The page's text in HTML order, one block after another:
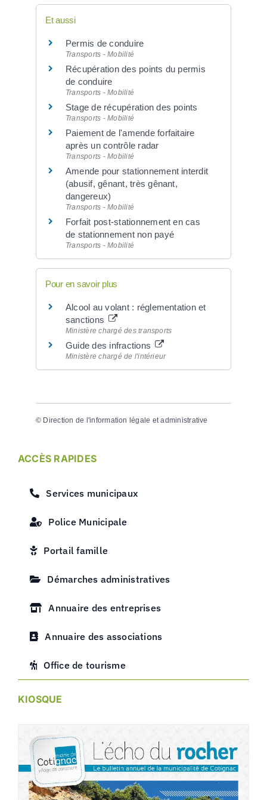
Et aussi
Permis de conduire
Transports - Mobilité
Récupération des points du permis
de conduire
Transports - Mobilité
Stage de récupération des points
Transports - Mobilité
Paiement de l'amende forfaitaire
après un contrôle radar
Transports - Mobilité
Amende pour stationnement interdit
(abusif, gênant, très gênant,
dangereux)
Transports - Mobilité
Forfait post-stationnement en cas
de stationnement non payé
Transports - Mobilité
Pour en savoir plus
Alcool au volant : réglementation et
sanctions
Ministère chargé des transports
Guide des infractions
Ministère chargé de l'intérieur
© Direction de l'information légale et administrative
ACCÈS RAPIDES
Services municipaux
Police Municipale
Portail famille
Démarches administratives
Annuaire des entreprises
Annuaire des associations
Office de tourisme
KIOSQUE